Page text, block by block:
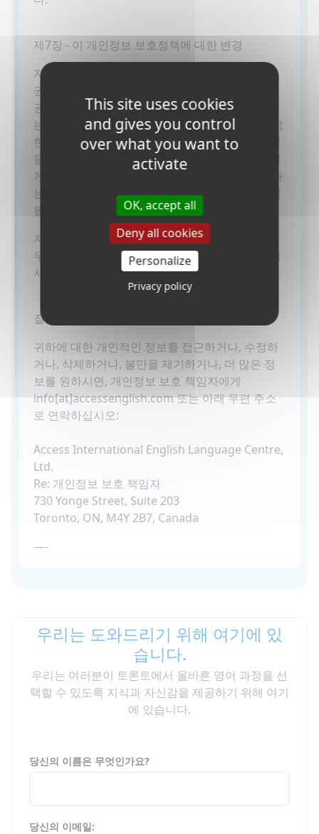
제7장 - 이 개인정보 보호정책에 대한 변경
저희는 이 개인정보 보호정책을 언제든지 변경할
권리를 보유하고 있으므로 자주 검토하시는 것을
권장합니다. 변경과 명확성은 웹사이트에 게시되
는 즉시 효력을 발휘합니다. 저희가 이 정책에 중요
한 변경을 가하면, 이를 알려드려 업데이트가 되었
음을 알려드리게 됩니다. 우리가 어떤 정보를 어떻
게 수집하고 사용하며, 이를 사용하고/또는 공개하
는 상황에 대해 잘 인지하실 수 있도록 알려드리게
됩니다.
저희 상점이 다른 회사에 인수되거나 합병되는 경
우, 귀하의 정보는 새 소유주에게 전달되어 계속해
서 제품을 판매하는데 사용될 수 있습니다.
질문 및 연락 정보
귀하에 대한 개인적인 정보를 접근하거나, 수정하
거나, 삭제하거나, 불만을 제기하거나, 더 많은 정
보를 원하시면, 개인정보 보호 책임자에게
info[at]accessenglish.com 또는 아래 우편 주소
로 연락하십시오:
Access International English Language Centre,
Ltd.
Re: 개인정보 보호 책임자
730 Yonge Street, Suite 203
Toronto, ON, M4Y 2B7, Canada
—-
우리는 도와드리기 위해 여기에 있
습니다.
우리는 여러분이 토론토에서 올바른 영어 과정을 선
택할 수 있도록 지식과 자신감을 제공하기 위해 여기
에 있습니다.
당신의 이름은 무엇인가요?
당신의 이메일:
This site uses cookies
and gives you control
over what you want to
activate
OK, accept all
Deny all cookies
Personalize
Privacy policy